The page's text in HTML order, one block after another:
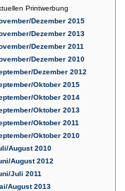
Printwerbung
Dezember 2015
Dezember 2013
Dezember 2011
Dezember 2010
Dezember 2012
Oktober 2015
Oktober 2014
Oktober 2013
Oktober 2011
Oktober 2010
August 2010
August 2012
Juli 2011
August 2013